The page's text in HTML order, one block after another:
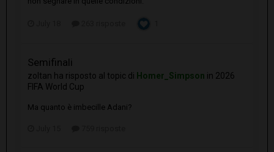
Semifinali
zoltan ha risposto al topic di Homer_Simpson in 2026
FIFA World Cup
Ma quanto è imbecille Adani?